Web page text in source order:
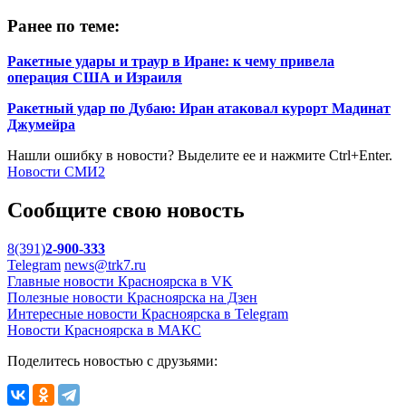
Ранее по теме:
Ракетные удары и траур в Иране: к чему привела
операция США и Израиля
Ракетный удар по Дубаю: Иран атаковал курорт Мадинат
Джумейра
Нашли ошибку в новости? Выделите ее и нажмите Ctrl+Enter.
Новости СМИ2
Сообщите свою новость
8(391)2-900-333
Telegram news@trk7.ru
Главные новости Красноярска в VK
Полезные новости Красноярска на Дзен
Интересные новости Красноярска в Telegram
Новости Красноярска в МАКС
Поделитесь новостью с друзьями: